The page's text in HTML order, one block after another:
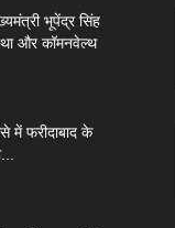
भूपेंद्र सिंह
और कॉमनवेल्थ
में फरीदाबाद के